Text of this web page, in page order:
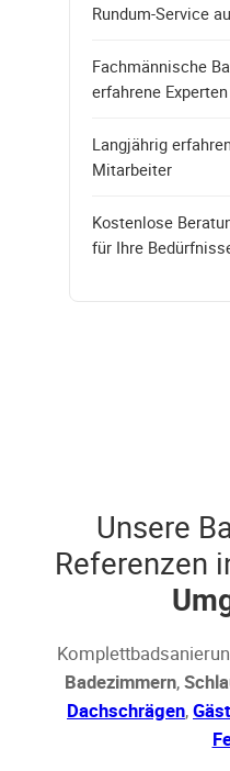
Rundum-Service
Fachmännische
erfahrene Experten
Langjährig
Mitarbeiter
Kostenlose
für Ihre
Unsere
Referenzen
Badezimmern,
Dachschrägen,